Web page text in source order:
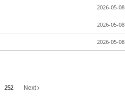
2026-05-08
2026-05-08
2026-05-08
252 Next